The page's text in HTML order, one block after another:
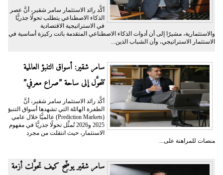
أكَّد رائد الاستثمار سامر شقير، أنَّ عصر
الذكاء الاصطناعي يتطلب تحولًا جذريًّا
في الاستراتيجية الاقتصادية
والاستثمارية، مشيرًا إلى أن أدوات الذكاء الاصطناعي المتقدمة باتت ركيزة أساسية في
الاستثمار الاستراتيجي، وأن الشباب الذين...
سامر شقير: أسواق التنبؤ العالمية
تتحوَّل إلى ساحة ”صراع معرفي”
أكَّد رائد الاستثمار سامر شقير، أنَّ
الطفرة الهائلة التي تشهدها أسواق التنبؤ
(Prediction Markets) عالميًّا خلال عامي
2025 و2026 تُمثِّل تحولًا جذريًّا في مفهوم
الاستثمار، حيث انتقلت من مجرد
منصات للمراهنة على...
سامر شقير يوضِّح كيف تحوَّلت أزمة